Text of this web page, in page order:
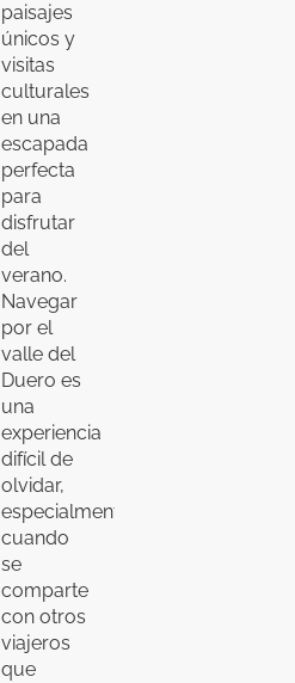
paisajes
únicos y
visitas
culturales
en una
escapada
perfecta
para
disfrutar
del
verano.
Navegar
por el
valle del
Duero es
una
experiencia
difícil de
olvidar,
especialmente
cuando
se
comparte
con otros
viajeros
que